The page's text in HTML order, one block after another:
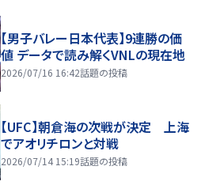
【男子バレー日本代表】9連勝の価
値 データで読み解くVNLの現在地
2026/07/16 16:42話題の投稿
【UFC】朝倉海の次戦が決定 上海
でアオリチロンと対戦
2026/07/14 15:19話題の投稿